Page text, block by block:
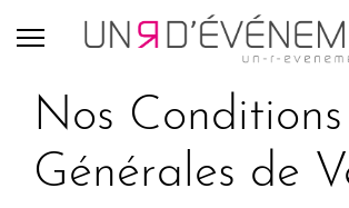
Nos Conditions
Générales de